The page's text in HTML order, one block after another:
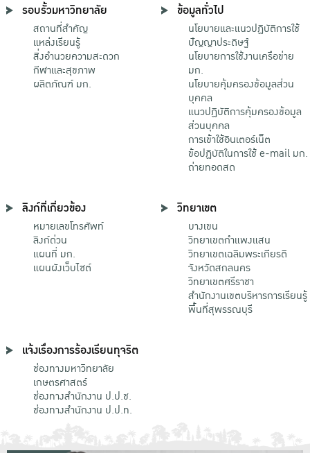
รอบรั้วมหาวิทยาลัย
สถานที่สำคัญ
แหล่งเรียนรู้
สิ่งอำนวยความสะดวก
กีฬาและสุขภาพ
ผลิตภัณฑ์ มก.
ข้อมูลทั่วไป
นโยบายและแนวปฏิบัติการใช้
ปัญญาประดิษฐ์
นโยบายการใช้งานเครือข่าย
มก.
นโยบายคุ้มครองข้อมูลส่วน
บุคคล
แนวปฏิบัติการคุ้มครองข้อมูล
ส่วนบุคคล
การเข้าใช้อินเตอร์เน็ต
ข้อปฏิบัติในการใช้ e-mail มก.
ถ่ายทอดสด
ลิงก์ที่เกี่ยวข้อง
หมายเลขโทรศัพท์
ลิงก์ด่วน
แผนที่ มก.
แผนผังเว็บไซต์
วิทยาเขต
บางเขน
วิทยาเขตกําแพงแสน
วิทยาเขตเฉลิมพระเกียรติ
จังหวัดสกลนคร
วิทยาเขตศรีราชา
สำนักงานเขตบริหารการเรียนรู้
พื้นที่สุพรรณบุรี
แจ้งเรื่องการร้องเรียนทุจริต
ช่องทางมหาวิทยาลัย
เกษตรศาสตร์
ช่องทางสำนักงาน ป.ป.ช.
ช่องทางสำนักงาน ป.ป.ท.